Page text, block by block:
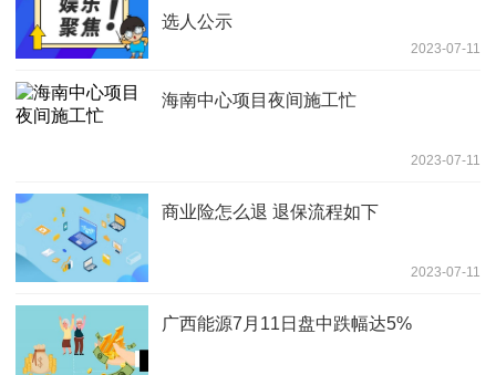
选人公示
2023-07-11
海南中心项目夜间施工忙
2023-07-11
商业险怎么退 退保流程如下
2023-07-11
广西能源7月11日盘中跌幅达5%